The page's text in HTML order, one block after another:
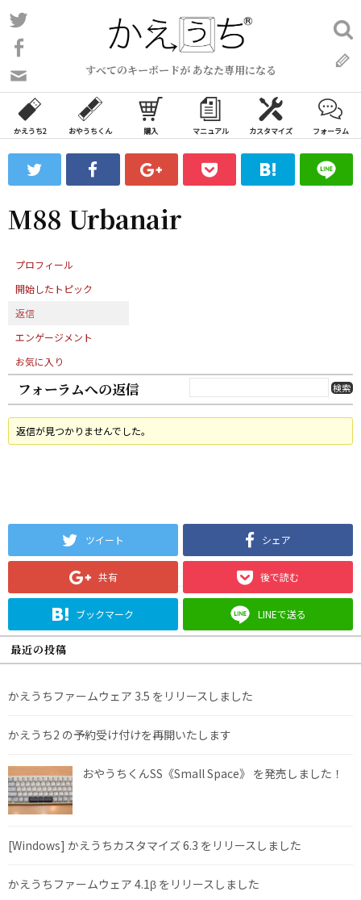
コ
ン
ン
ツ
ス
ッ
プ
すべてのキーボードが あなた専用になる
い
合
わ
フ
ォ
ム
検
索:
かえうち2 おやうちくん 購入 マニュアル カスタマイズ フォーラム
M88 Urbanair
プロフィール
開始したトピック
返信
エンゲージメント
お気に入り
フォーラムへの返信
返信が見つかりませんでした。
ツイート シェア
共有 後で読む
ブックマーク LINEで送る
最近の投稿
かえうちファームウェア 3.5 をリリースしました
かえうち2 の予約受け付けを再開いたします
おやうちくんSS《Small Space》 を発売しました！
[Windows] かえうちカスタマイズ 6.3 をリリースしました
かえうちファームウェア 4.1β をリリースしました